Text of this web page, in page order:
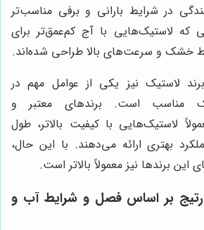
در شرایط بارانی و برفی مناسب‌تر
که لاستیک‌هایی با آج کم‌عمق‌تر برای
خشک و سرعت‌های بالا طراحی شده‌اند.
برند لاستیک نیز یکی از عوامل مهم در
مناسب است. برندهای معتبر و
لاستیک‌هایی با کیفیت بالاتر، طول
بهتری ارائه می‌دهند. با این حال،
برندها نیز معمولاً بالاتر است.
بر اساس فصل و شرایط آب و